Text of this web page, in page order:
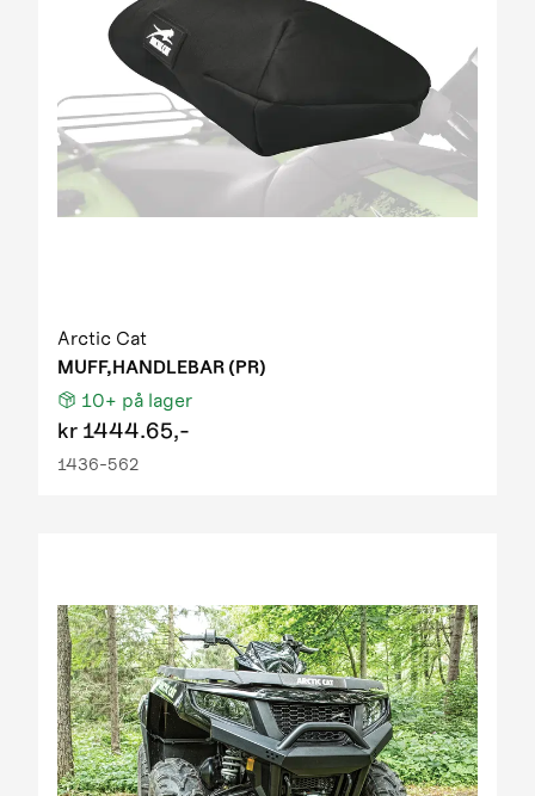
Arctic Cat
MUFF,HANDLEBAR (PR)
10+ på lager
kr 1444.65,-
1436-562